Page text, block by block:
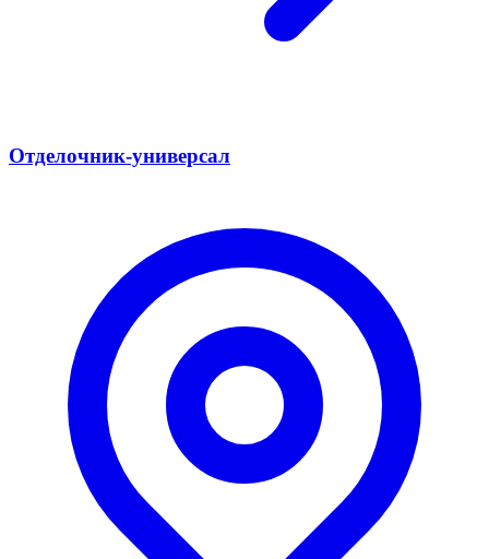
Отделочник-универсал